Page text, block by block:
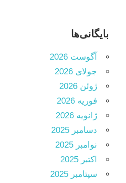
بایگانی‌ها
آگوست 2026
جولای 2026
ژوئن 2026
فوریه 2026
ژانویه 2026
دسامبر 2025
نوامبر 2025
اکتبر 2025
سپتامبر 2025